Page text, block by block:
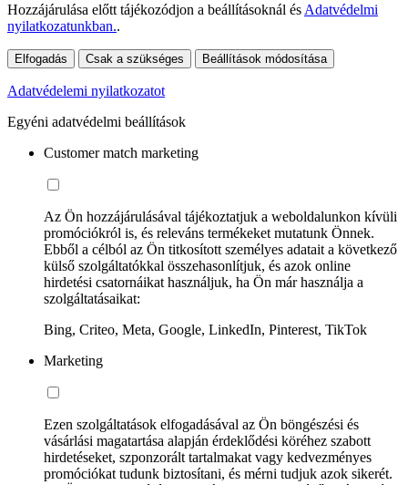
Hozzájárulása előtt tájékozódjon a beállításoknál és Adatvédelmi
nyilatkozatunkban..
Elfogadás Csak a szükséges Beállítások módosítása
Adatvédelemi nyilatkozatot
Egyéni adatvédelmi beállítások
Customer match marketing
Az Ön hozzájárulásával tájékoztatjuk a weboldalunkon kívüli
promóciókról is, és releváns termékeket mutatunk Önnek.
Ebből a célból az Ön titkosított személyes adatait a következő
külső szolgáltatókkal összehasonlítjuk, és azok online
hirdetési csatornáikat használjuk, ha Ön már használja a
szolgáltatásaikat:
Bing, Criteo, Meta, Google, LinkedIn, Pinterest, TikTok
Marketing
Ezen szolgáltatások elfogadásával az Ön böngészési és
vásárlási magatartása alapján érdeklődési köréhez szabott
hirdetéseket, szponzorált tartalmakat vagy kedvezményes
promóciókat tudunk biztosítani, és mérni tudjuk azok sikerét.